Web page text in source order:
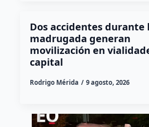
Dos accidentes durante
madrugada generan
movilización en
capital
Rodrigo Mérida 9 agosto, 2026